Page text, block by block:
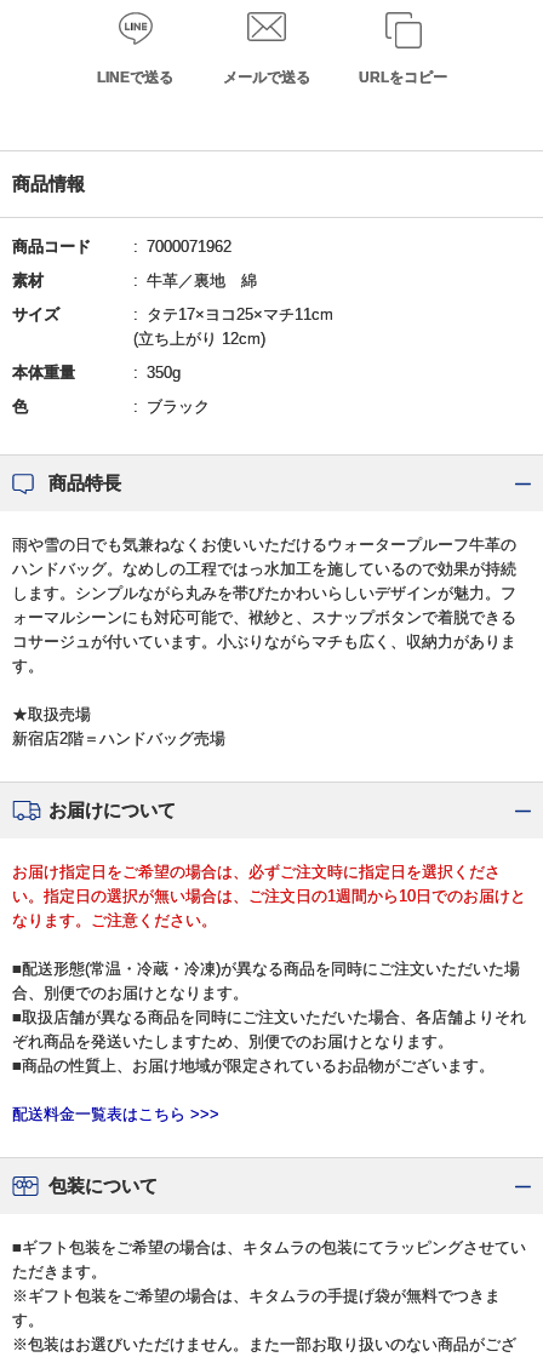
LINEで送る メールで送る URLをコピー
商品情報
商品コード
7000071962
素材
牛革／裏地 綿
サイズ
タテ17×ヨコ25×マチ11cm
(立ち上がり 12cm)
本体重量
350g
色
ブラック
商品特長
雨や雪の日でも気兼ねなくお使いいただけるウォータープルーフ牛革の
ハンドバッグ。なめしの工程ではっ水加工を施しているので効果が持続
します。シンプルながら丸みを帯びたかわいらしいデザインが魅力。フ
ォーマルシーンにも対応可能で、袱紗と、スナップボタンで着脱できる
コサージュが付いています。小ぶりながらマチも広く、収納力がありま
す。
★取扱売場
新宿店2階＝ハンドバッグ売場
お届けについて
お届け指定日をご希望の場合は、必ずご注文時に指定日を選択くださ
い。指定日の選択が無い場合は、ご注文日の1週間から10日でのお届けと
なります。ご注意ください。
■配送形態(常温・冷蔵・冷凍)が異なる商品を同時にご注文いただいた場
合、別便でのお届けとなります。
■取扱店舗が異なる商品を同時にご注文いただいた場合、各店舗よりそれ
ぞれ商品を発送いたしますため、別便でのお届けとなります。
■商品の性質上、お届け地域が限定されているお品物がございます。
配送料金一覧表はこちら >>>
包装について
■ギフト包装をご希望の場合は、キタムラの包装にてラッピングさせてい
ただきます。
※ギフト包装をご希望の場合は、キタムラの手提げ袋が無料でつきま
す。
※包装はお選びいただけません。また一部お取り扱いのない商品がござ